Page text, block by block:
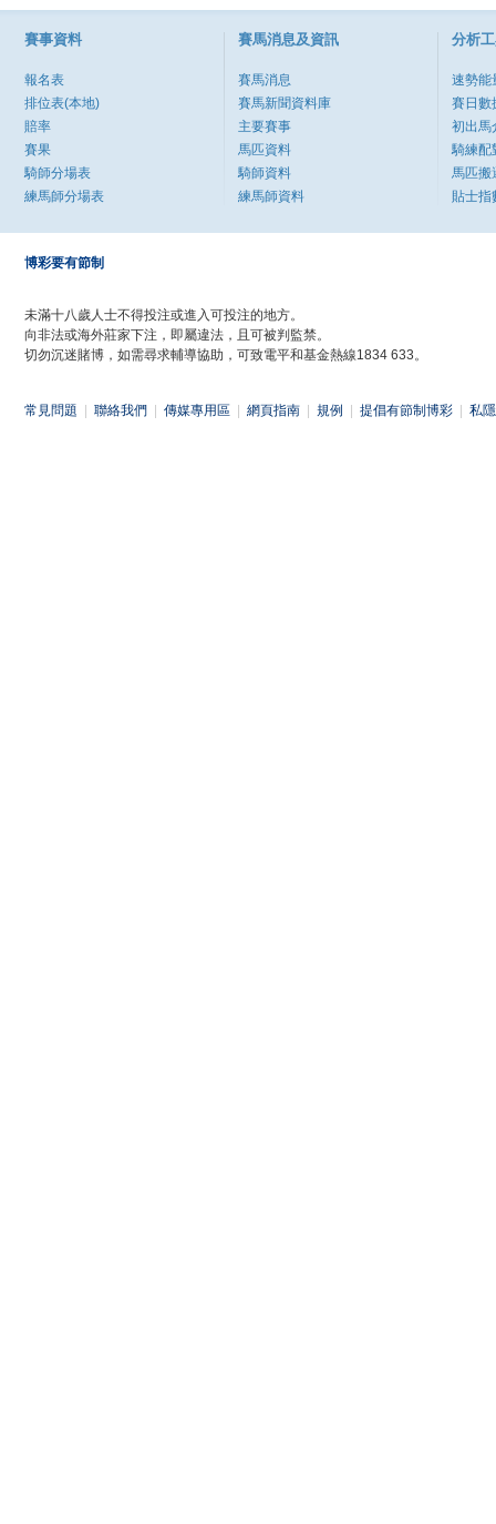
賽事資料
報名表
排位表(本地)
賠率
賽果
騎師分場表
練馬師分場表
賽馬消息及資訊
賽馬消息
賽馬新聞資料庫
主要賽事
馬匹資料
騎師資料
練馬師資料
分析
速勢能
賽日數
初出馬
騎練配
馬匹搬
貼士指
博彩要有節制
未滿十八歲人士不得投注或進入可投注的地方。
向非法或海外莊家下注，即屬違法，且可被判監禁。
切勿沉迷賭博，如需尋求輔導協助，可致電平和基金熱線1834 633。
常見問題 聯絡我們 傳媒專用區 網頁指南 規例 提倡有節制博彩 私